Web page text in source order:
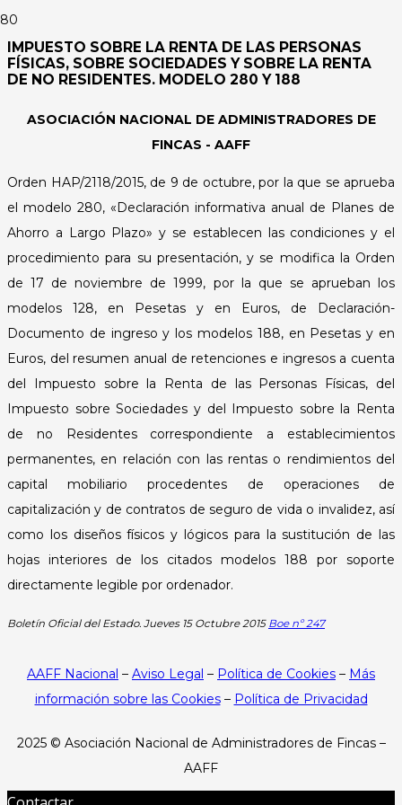
IMPUESTO SOBRE LA RENTA DE LAS PERSONAS
FÍSICAS, SOBRE SOCIEDADES Y SOBRE LA RENTA
DE NO RESIDENTES. MODELO 280 Y 188
ASOCIACIÓN NACIONAL DE ADMINISTRADORES DE
FINCAS - AAFF
Orden HAP/2118/2015, de 9 de octubre, por la que se aprueba
el modelo 280, «Declaración informativa anual de Planes de
Ahorro a Largo Plazo» y se establecen las condiciones y el
procedimiento para su presentación, y se modifica la Orden
de 17 de noviembre de 1999, por la que se aprueban los
modelos 128, en Pesetas y en Euros, de Declaración-
Documento de ingreso y los modelos 188, en Pesetas y en
Euros, del resumen anual de retenciones e ingresos a cuenta
del Impuesto sobre la Renta de las Personas Físicas, del
Impuesto sobre Sociedades y del Impuesto sobre la Renta
de no Residentes correspondiente a establecimientos
permanentes, en relación con las rentas o rendimientos del
capital mobiliario procedentes de operaciones de
capitalización y de contratos de seguro de vida o invalidez, así
como los diseños físicos y lógicos para la sustitución de las
hojas interiores de los citados modelos 188 por soporte
directamente legible por ordenador.
Boletín Oficial del Estado. Jueves 15 Octubre 2015 Boe nº 247
AAFF Nacional – Aviso Legal – Política de Cookies – Más
información sobre las Cookies– Política de Privacidad
2025 © Asociación Nacional de Administradores de Fincas –
AAFF